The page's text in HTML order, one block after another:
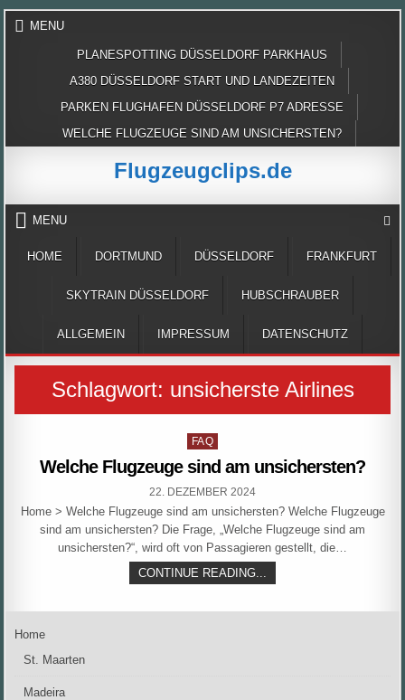
Skip
MENU
PLANESPOTTING DÜSSELDORF PARKHAUS
A380 DÜSSELDORF START UND LANDEZEITEN
PARKEN FLUGHAFEN DÜSSELDORF P7 ADRESSE
WELCHE FLUGZEUGE SIND AM UNSICHERSTEN?
Flugzeugclips.de
MENU
HOME DORTMUND DÜSSELDORF FRANKFURT
SKYTRAIN DÜSSELDORF HUBSCHRAUBER
ALLGEMEIN IMPRESSUM DATENSCHUTZ
Schlagwort: unsicherste Airlines
Posted
FAQ
Welche Flugzeuge sind am unsichersten?
PUBLISHED
22. DEZEMBER 2024
Home > Welche Flugzeuge sind am unsichersten? Welche Flugzeuge
sind am unsichersten? Die Frage, „Welche Flugzeuge sind am
unsichersten?“, wird oft von Passagieren gestellt, die…
CONTINUE READING...
FLUGZEUGE
AM
Home
St. Maarten
Madeira